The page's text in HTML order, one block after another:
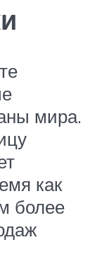
мира.
как
более